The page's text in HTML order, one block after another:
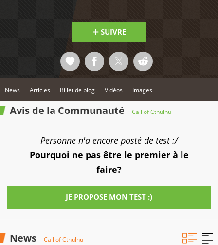
SUIVRE
News Articles Billet de blog Vidéos Images
Avis de la Communauté Call of Cthulhu
Personne n'a encore posté de test :/
Pourquoi ne pas être le premier à le
faire?
JE PROPOSE MON TEST :)
News Call of Cthulhu